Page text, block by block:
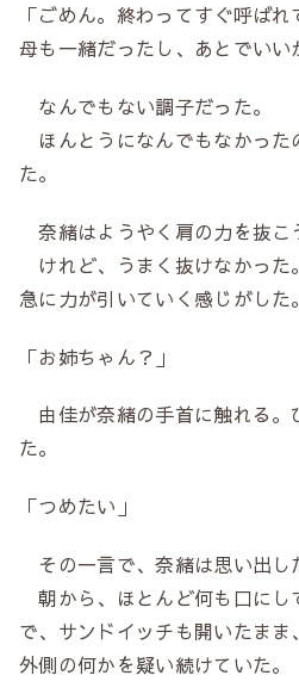
「ごめん。終わってすぐ呼ばれ
母も一緒だったし、あとでいい
なんでもない調子だった。
ほんとうになんでもなかった
た。
奈緒はようやく肩の力を抜こ
けれど、うまく抜けなかった
急に力が引いていく感じがした。
「お姉ちゃん？」
由佳が奈緒の手首に触れる。
た。
「つめたい」
その一言で、奈緒は思い出し
朝から、ほとんど何も口にし
で、サンドイッチも開いたまま
外側の何かを疑い続けていた。